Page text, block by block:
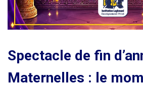
Spectacle de fin
Maternelles : le